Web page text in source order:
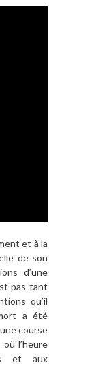
et à la
de son
d’une
pas tant
qu’il
a été
course
l’heure
et aux